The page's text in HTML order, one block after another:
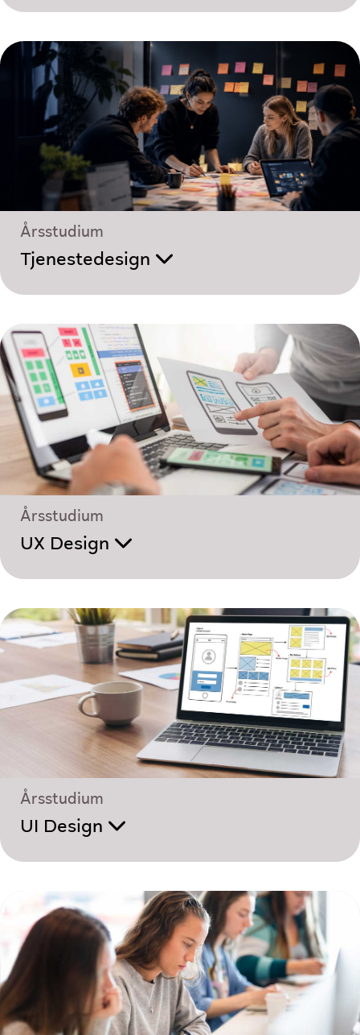
Årsstudium
Tjenestedesign
Årsstudium
UX Design
Årsstudium
UI Design